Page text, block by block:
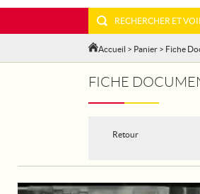
RECHERCHER ET
Accueil > Panier > Fiche
FICHE
Retour